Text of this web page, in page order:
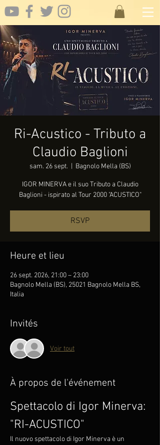
Ri-Acustico - Tributo a
Claudio Baglioni
sam. 26 sept. Bagnolo Mella (BS)
IGOR MINERVA e il suo Tributo a Claudio
Baglioni - ispirato al Tour 2000 "ACUSTICO"
RSVP
Heure et lieu
26 sept. 2026, 21:00 – 23:00
Bagnolo Mella (BS), 25021 Bagnolo Mella BS,
Italia
Invités
Voir tout
À propos de l'événement
Spettacolo di Igor Minerva:
"RI-ACUSTICO"
Il nuovo spettacolo di Igor Minerva è un